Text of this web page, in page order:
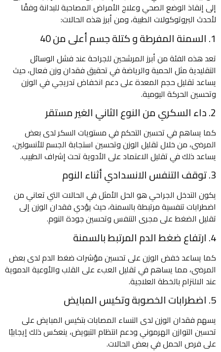
إلى إنقاذ الوضع الصحي وعلاج الأمراض المصاحبة للبدانة وفقًا
لأحدث البروتوكولات الطبية، ومن أبرز هذه الحالات:
1. السمنة المفرطة و كتلة جسم أعلى من 40
تعد هذه الفئة من أبرز المرشحين للجراحة عند فشل الوسائل
التقليدية مثل الحمية والرياضة في تحقيق فقدان وزن فعال، حيث
يساعد تقليل حجم المعدة على دعم انخفاض تدريجي في الوزن
وتحسين الحركة اليومية.
2. داء السكري من النوع الثاني الغير مستقر
كما يساهم في تحسين التحكم في مستويات السكر لدى بعض
المرضى، من خلال تقليل الوزن وتحسين استجابة الجسم للأنسولين،
يساعد ذلك في تقليل الاعتماد على الأدوية تحت إشراف الطبيب.
3. توقف التنفس الانسدادي أثناء النوم
يكون التدخل الجراحي هو الحل الأمثل في الحالات التي تعاني من
اضطرابات تنفسية مرتبطة بالسمنة، حيث يؤدي فقدان الوزن إلى
تقليل الضغط على مجرى التنفس وتحسين جودة النوم.
4. ارتفاع ضغط الدم المرتبط بالسمنة
كما يساعد خفض الوزن على تحسين مؤشرات ضغط الدم لدى بعض
المرضى، مما يساهم في تقليل العبء على القلب والأوعية الدموية
عند الالتزام بالخطة العلاجية.
5. اضطرابات الخصوبة وتكيس المبايض
يسهم فقدان الوزن لدى النساء المصابات بتكيس المبايض على
تحسين التوازن الهرموني ودعم انتظام التبويض، ينعكس ذلك إيجابيًا
على فرص الحمل في بعض الحالات.